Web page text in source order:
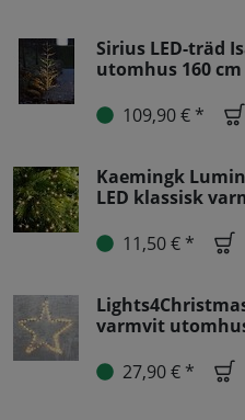
Sirius LED-träd
utomhus 160
109,90 € *
Kaemingk
LED klassisk
11,50 € *
varmvit
27,90 € *